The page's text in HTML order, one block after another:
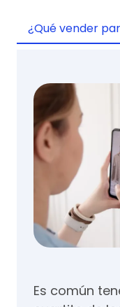
¿Qué vender
Es común